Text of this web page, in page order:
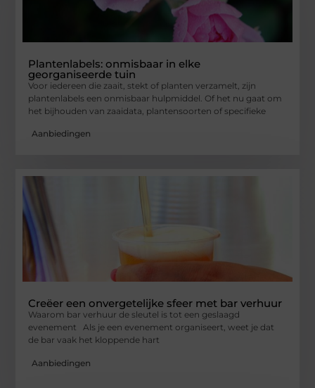
Plantenlabels: onmisbaar in elke
georganiseerde tuin
Voor iedereen die zaait, stekt of planten verzamelt, zijn
plantenlabels een onmisbaar hulpmiddel. Of het nu gaat om
het bijhouden van zaaidata, plantensoorten of specifieke
Aanbiedingen
Creëer een onvergetelijke sfeer met bar verhuur
Waarom bar verhuur de sleutel is tot een geslaagd
evenement Als je een evenement organiseert, weet je dat
de bar vaak het kloppende hart
Aanbiedingen